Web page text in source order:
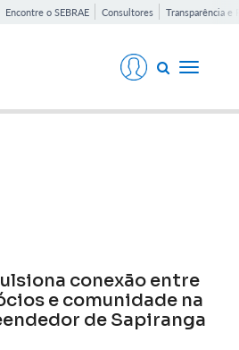
Encontre o SEBRAE Consultores Transparência e
Toggle
conexão entre
e comunidade na
de Sapiranga